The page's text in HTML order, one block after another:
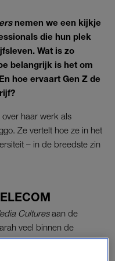
nemen we een kijkje
die hun plek
Wat is zo
belangrijk is het om
hoe ervaart Gen Z de
haar werk als
Ze vertelt hoe ze in het
– in de breedste zin
Culturesaan de
veel binnen de
bij mediabedrijven,
de corporate wereld –